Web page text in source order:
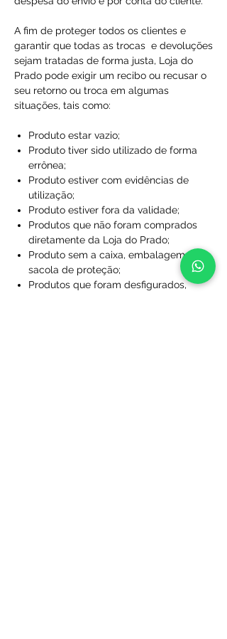
A fim de proteger todos os clientes e
garantir que todas as trocas e devoluções
sejam tratadas de forma justa, Loja do
Prado pode exigir um recibo ou recusar o
seu retorno ou troca em algumas
situações, tais como:
Produto estar vazio;
Produto tiver sido utilizado de forma
errônea;
Produto estiver com evidências de
utilização;
Produto estiver fora da validade;
Produtos que não foram comprados
diretamente da Loja do Prado;
Produto sem a caixa, embalagem ou
sacola de proteção;
Produtos que foram desfigurados,